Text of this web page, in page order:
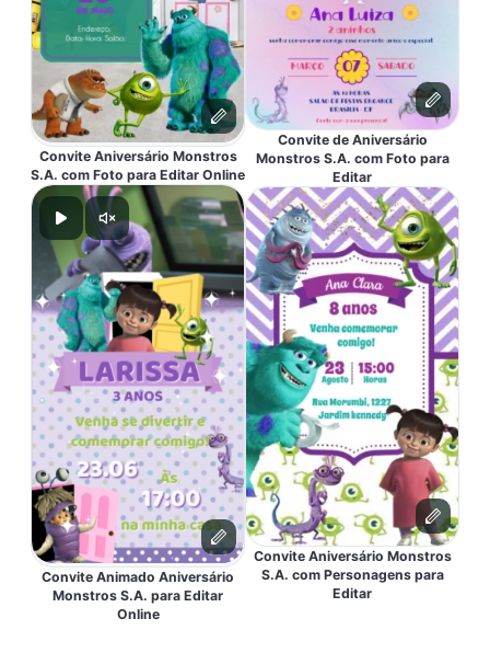
Convite Aniversário Monstros
S.A. com Foto para Editar Online
Convite Animado Aniversário
Monstros S.A. para Editar
Online
Convite de Aniversário
Monstros S.A. com Foto para
Editar
Convite Aniversário Monstros
S.A. com Personagens para
Editar